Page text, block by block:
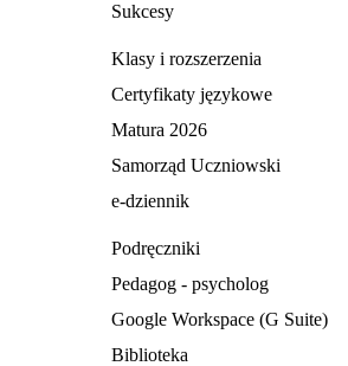
Sukcesy
Klasy i rozszerzenia
Certyfikaty językowe
Matura 2026
Samorząd Uczniowski
e-dziennik
Podręczniki
Pedagog - psycholog
Google Workspace (G Suite)
Biblioteka